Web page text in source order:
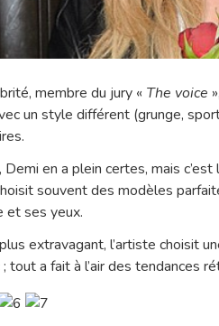
membre du jury « The voice
un style différent (grunge,
en a plein certes, mais
souvent des modèles
et ses yeux.
extravagant, l’artiste choisit
tout a fait à l’air des tendances